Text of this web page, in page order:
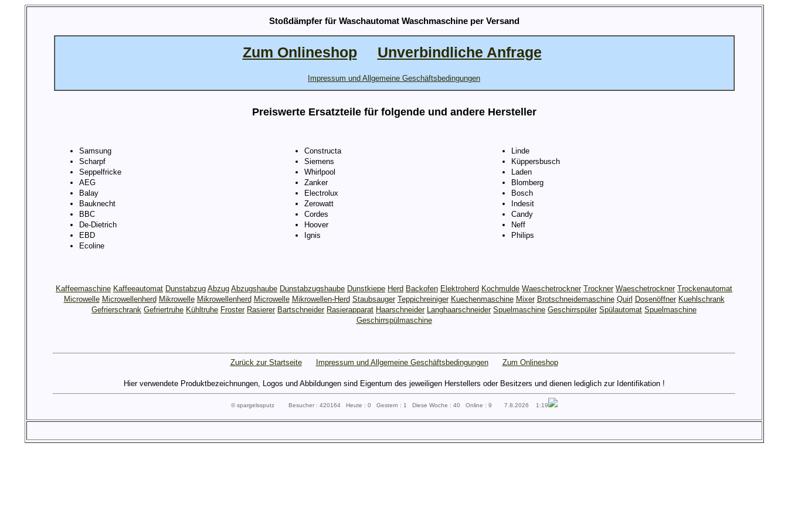
Stoßdämpfer für Waschautomat Waschmaschine per Versand
Zum Onlineshop Unverbindliche Anfrage
Impressum und Allgemeine Geschäftsbedingungen
Preiswerte Ersatzteile für folgende und andere Hersteller
Samsung
Scharpf
Seppelfricke
AEG
Balay
Bauknecht
BBC
De-Dietrich
EBD
Ecoline
Constructa
Siemens
Whirlpool
Zanker
Electrolux
Zerowatt
Cordes
Hoover
Ignis
Linde
Küppersbusch
Laden
Blomberg
Bosch
Indesit
Candy
Neff
Philips
Kaffeemaschine Kaffeeautomat Dunstabzug Abzug Abzugshaube Dunstabzugshaube Dunstkiepe Herd Backofen Elektroherd Kochmulde Waeschetrockner Trockner Waeschetrockner Trockenautomat
Microwelle Microwellenherd Mikrowelle Mikrowellenherd Microwelle Mikrowellen-Herd Staubsauger Teppichreiniger Kuechenmaschine Mixer Brotschneidemaschine Quirl Dosenöffner Kuehlschrank
Gefrierschrank Gefriertruhe Kühltruhe Froster Rasierer Bartschneider Rasierapparat Haarschneider Langhaarschneider Spuelmaschine Geschirrspüler Spülautomat Spuelmaschine
Geschirrspülmaschine
Zurück zur Startseite Impressum und Allgemeine Geschäftsbedingungen Zum Onlineshop
Hier verwendete Produktbezeichnungen, Logos und Abbildungen sind Eigentum des jeweiligen Herstellers oder Besitzers und dienen lediglich zur Identifikation !
© spargelssputz Besucher : 420164 Heute : 0 Gestern : 1 Diese Woche : 40 Online : 9 7.8.2026 1:19